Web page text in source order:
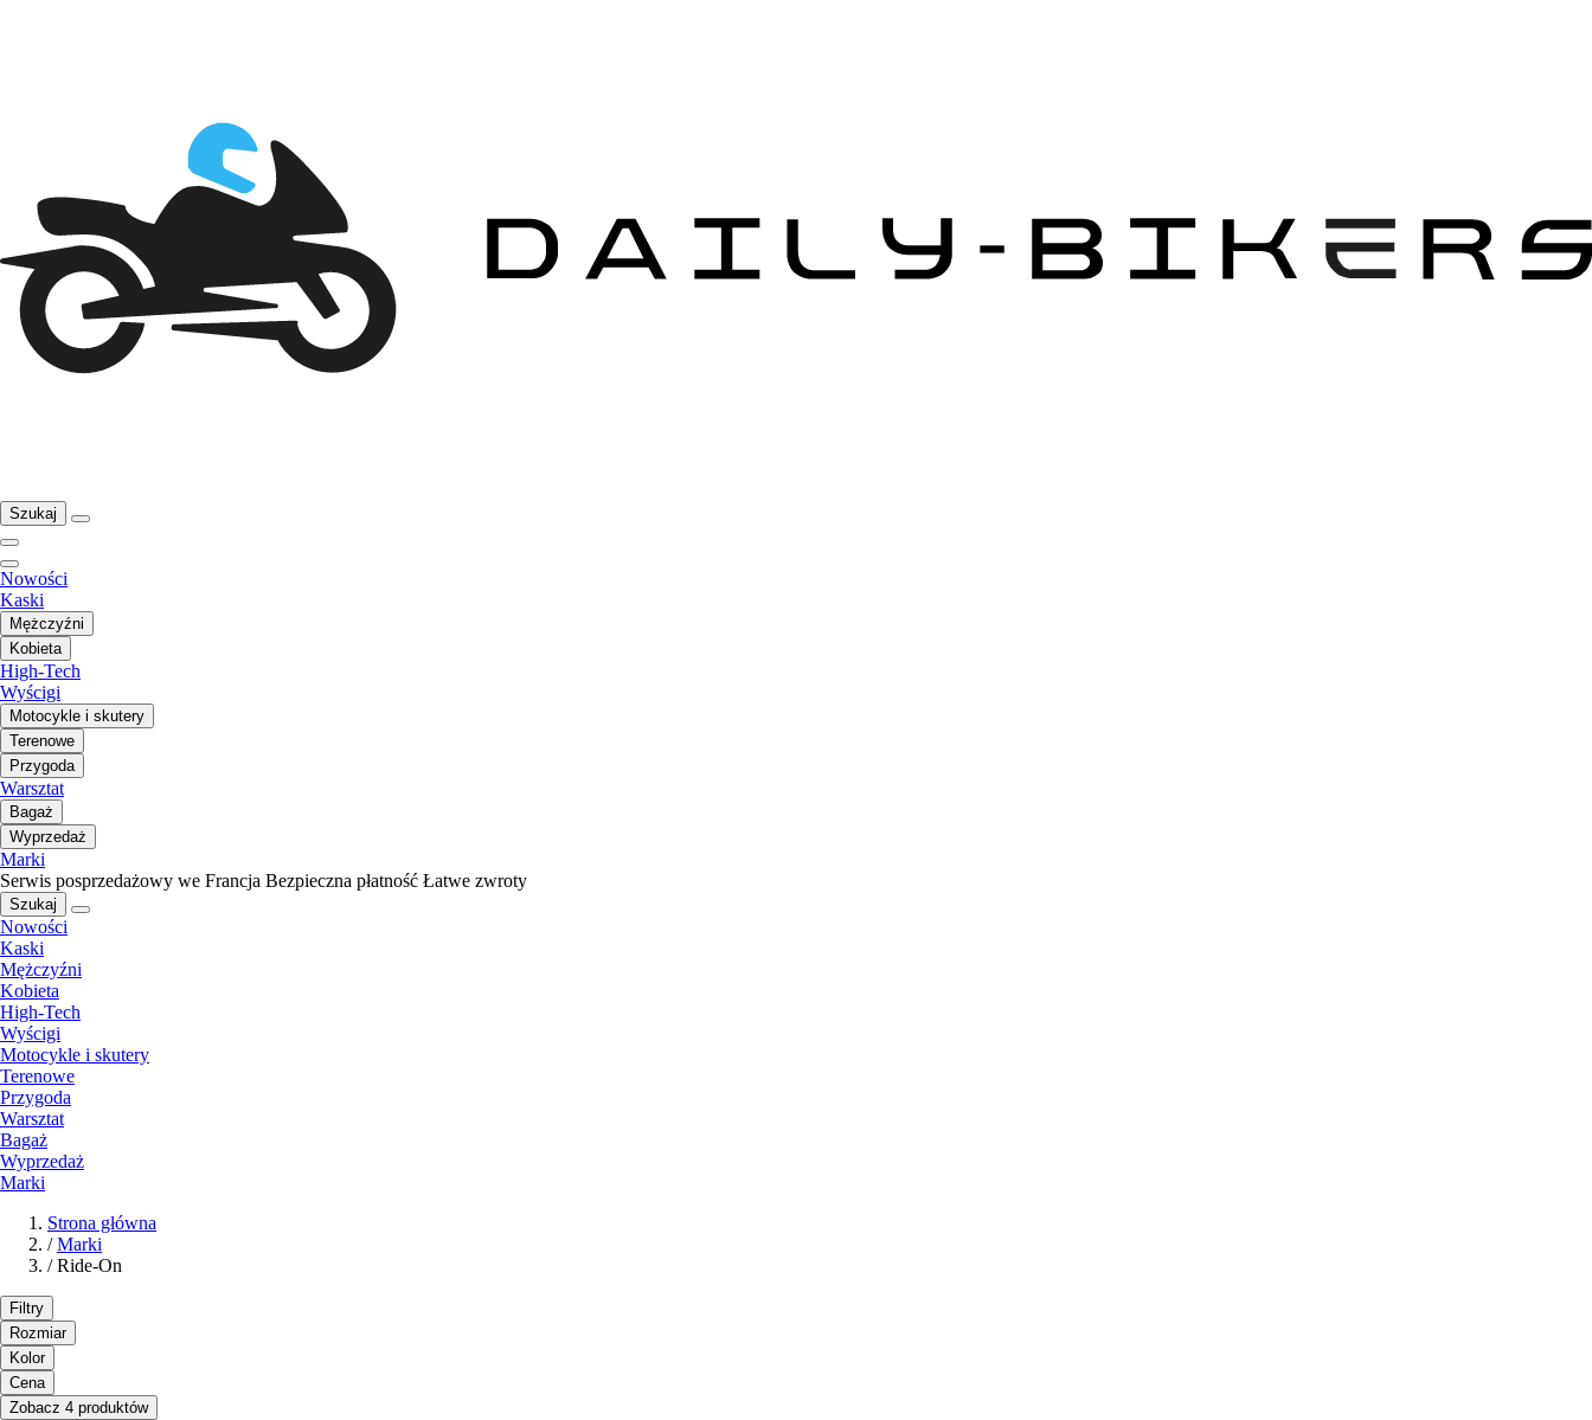
Szukaj
Nowości
Kaski
Mężczyźni
Kobieta
High-Tech
Wyścigi
Motocykle i skutery
Terenowe
Przygoda
Warsztat
Bagaż
Wyprzedaż
Marki
Serwis posprzedażowy we Francja Bezpieczna płatność Łatwe zwroty
Szukaj
Nowości
Kaski
Mężczyźni
Kobieta
High-Tech
Wyścigi
Motocykle i skutery
Terenowe
Przygoda
Warsztat
Bagaż
Wyprzedaż
Marki
Strona główna
/ Marki
/ Ride-On
Filtry
Rozmiar
Kolor
Cena
Zobacz 4 produktów